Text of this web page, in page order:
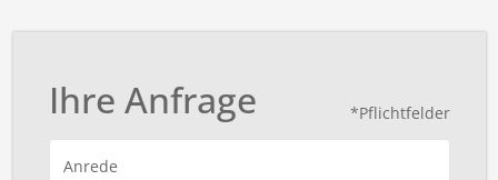
*Pflichtfelder
Ihre Anfrage
Anrede